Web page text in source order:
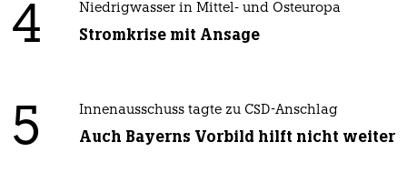
4 Niedrigwasser in Mittel- und Osteuropa
Stromkrise mit Ansage
5 Innenausschuss tagte zu CSD-Anschlag
Auch Bayerns Vorbild hilft nicht weiter